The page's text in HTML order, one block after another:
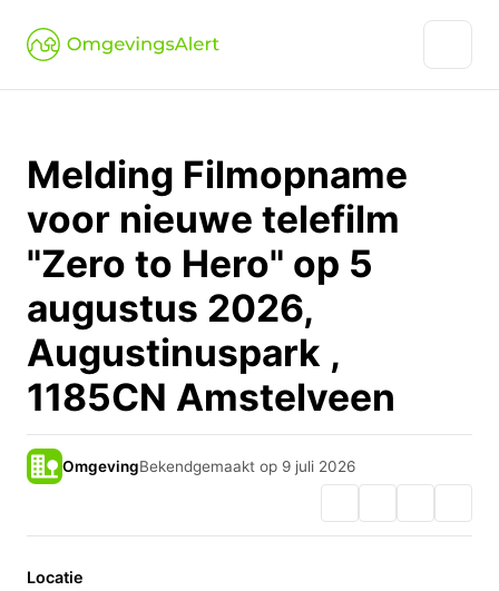
Melding Filmopname
voor nieuwe telefilm
"Zero to Hero" op 5
augustus 2026,
Augustinuspark ,
1185CN Amstelveen
OmgevingBekendgemaakt op 9 juli 2026
Locatie